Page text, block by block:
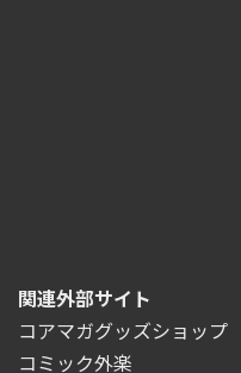
関連外部サイト
コアマガグッズショップ
コミック外楽